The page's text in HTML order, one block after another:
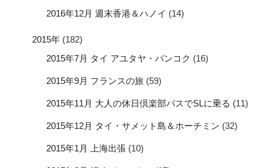
2016年12月 週末香港＆ハノイ (14)
2015年 (182)
2015年7月 タイ アユタヤ・バンコク (16)
2015年9月 フランスの旅 (59)
2015年11月 大人の休日倶楽部パスでSLに乗る (11)
2015年12月 タイ・サメット島＆ホーチミン (32)
2015年1月 上海出張 (10)